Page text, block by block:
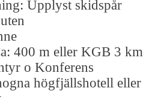
Upplyst skidspår
400 m eller KGB 3 km
o Konferens
högfjällshotell eller